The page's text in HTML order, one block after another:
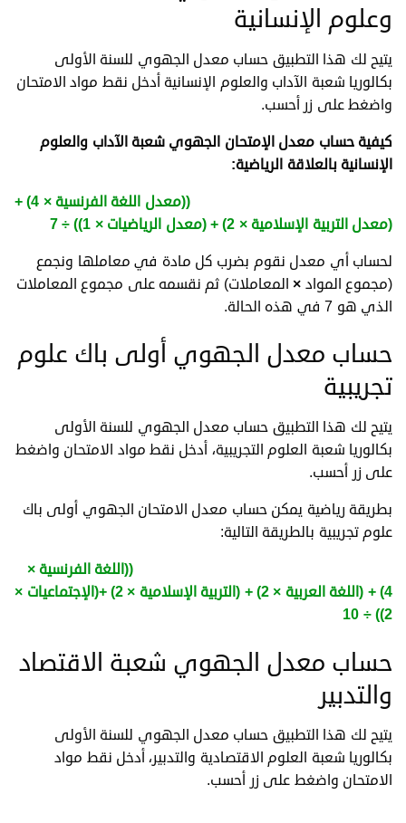
وعلوم الإنسانية
يتيح لك هذا التطبيق حساب معدل الجهوي للسنة الأولى
بكالوريا شعبة الآداب والعلوم الإنسانية أدخل نقط مواد الامتحان
واضغط على زر أحسب.
كيفية حساب معدل الإمتحان الجهوي شعبة الآداب والعلوم
الإنسانية بالعلاقة الرياضية:
((معدل اللغة الفرنسية
× 4) +
(معدل التربية الإسلامية × 2) + (معدل الرياضيات × 1)) ÷ 7
لحساب أي معدل نقوم بضرب كل مادة في معاملها ونجمع
(مجموع المواد ×المعاملات) ثم نقسمه على مجموع المعاملات
الذي هو 7 في هذه الحالة.
حساب معدل الجهوي أولى باك علوم
تجريبية
يتيح لك هذا التطبيق حساب معدل الجهوي للسنة الأولى
بكالوريا شعبة العلوم التجريبية، أدخل نقط مواد الامتحان واضغط
على زر أحسب.
بطريقة رياضية يمكن حساب معدل الامتحان الجهوي أولى باك
علوم تجريبية بالطريقة التالية:
((اللغة الفرنسية ×
4) + (اللغة العربية × 2) + (التربية الإسلامية × 2) +(الإجتماعيات ×
2)) ÷ 10
حساب معدل الجهوي شعبة الاقتصاد
والتدبير
يتيح لك هذا التطبيق حساب معدل الجهوي للسنة الأولى
بكالوريا شعبة العلوم الاقتصادية والتدبير، أدخل نقط مواد
الامتحان واضغط على زر أحسب.